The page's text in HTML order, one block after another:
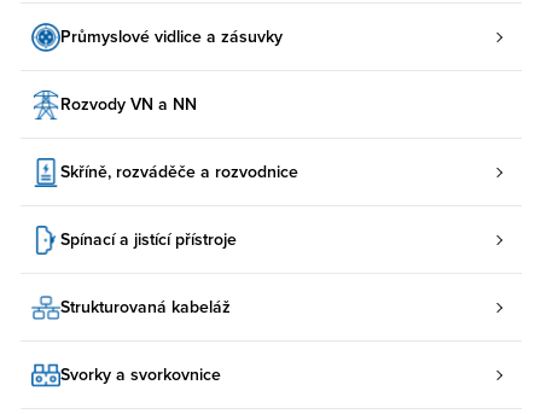
Průmyslové vidlice a zásuvky
Rozvody VN a NN
Skříně, rozváděče a rozvodnice
Spínací a jistící přístroje
Strukturovaná kabeláž
Svorky a svorkovnice